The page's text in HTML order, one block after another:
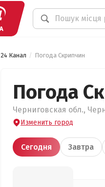
24 Канал Погода Скрипчин
Погода
Черниговская обл.,
Изменить город
Сегодня Завтра